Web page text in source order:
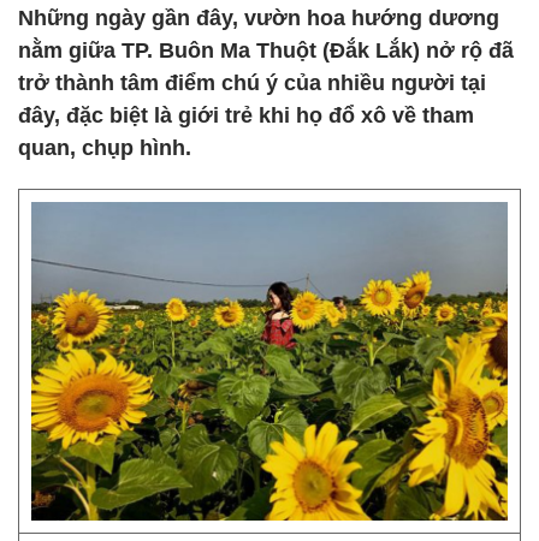
Những ngày gần đây, vườn hoa hướng dương
nằm giữa TP. Buôn Ma Thuột (Đắk Lắk) nở rộ đã
trở thành tâm điểm chú ý của nhiều người tại
đây, đặc biệt là giới trẻ khi họ đổ xô về tham
quan, chụp hình.